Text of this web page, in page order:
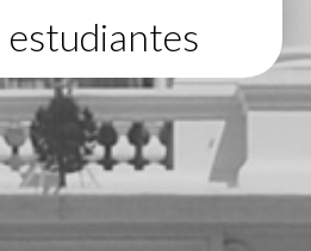
estudiantes